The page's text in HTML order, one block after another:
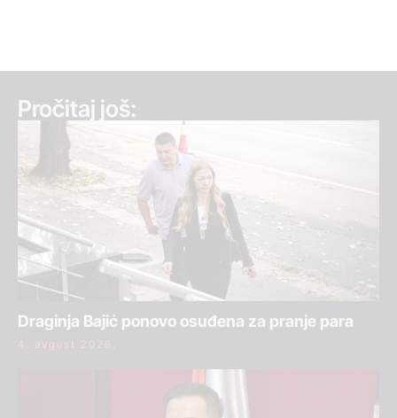
Pročitaj još:
Draginja Bajić ponovo osuđena za pranje para
4. avgust 2026.